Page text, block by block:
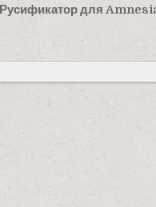
для